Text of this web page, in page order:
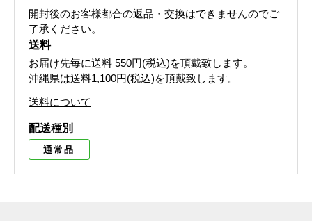
開封後のお客様都合の返品・交換はできませんのでご
了承ください。
送料
お届け先毎に送料 550円(税込)を頂戴致します。
沖縄県は送料1,100円(税込)を頂戴致します。
送料について
配送種別
通常品